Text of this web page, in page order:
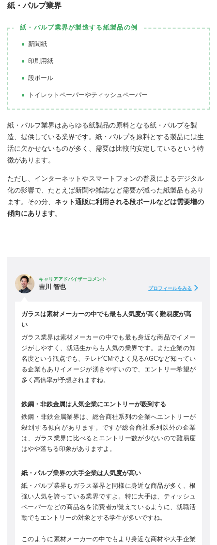
紙・パルプ業界
紙・パルプ業界が製造する紙製品の例
新聞紙
印刷用紙
段ボール
トイレットペーパーやティッシュペーパー
紙・パルプ業界はあらゆる紙製品の原料となる紙・パルプを製
造、提供している業界です。紙・パルプを原料とする製品には生
活に欠かせないものが多く、需要は比較的安定しているという特
徴があります。
ただし、インターネットやスマートフォンの普及によるデジタル
化の影響で、たとえば新聞や雑誌など需要が減った紙製品もあり
ます。その分、 ネット通販に利用される段ボールなどは需要増の
傾向にあります。
キャリアアドバイザーコメント
吉川 智也 プロフィールをみる
ガラスは素材メーカーの中でも最も人気度が高く難易度が高
い
ガラス業界は素材メーカーの中でも最も身近な商品でイメー
ジがしやすく、就活生からも人気の業界です。また企業の知
名度という観点でも、テレビCMでよく見るAGCなど知ってい
る企業もありイメージが湧きやすいので、エントリー希望が
多く高倍率が予想されますね。
鉄鋼・非鉄金属は人気企業にエントリーが殺到する
鉄鋼・非鉄金属業界は、総合商社系列の企業へエントリーが
殺到する傾向があります。ですが総合商社系列以外の企業
は、ガラス業界に比べるとエントリー数が少ないので難易度
はやや落ちる印象がありますよ。
紙・パルプ業界の大手企業は人気度が高い
紙・パルプ業界もガラス業界と同様に身近な商品が多く、根
強い人気を誇っている業界ですよ。特に大手は、ティッシュ
ペーパーなどの商品名を消費者が覚えているように、就職活
動でもエントリーの対象とする学生が多いですね。
このように素材メーカーの中でもより身近な商材や大手企業